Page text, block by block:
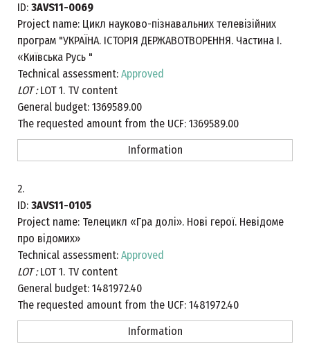
ID: 3AVS11-0069
Project name: Цикл науково-пізнавальних телевізійних
програм "УКРАЇНА. ІСТОРІЯ ДЕРЖАВОТВОРЕННЯ. Частина І.
«Київська Русь "
Technical assessment: Approved
LOT :LOT 1. TV content
General budget: 1369589.00
The requested amount from the UCF: 1369589.00
Information
2.
ID: 3AVS11-0105
Project name: Телецикл «Гра долі». Нові герої. Невідоме
про відомих»
Technical assessment: Approved
LOT :LOT 1. TV content
General budget: 1481972.40
The requested amount from the UCF: 1481972.40
Information